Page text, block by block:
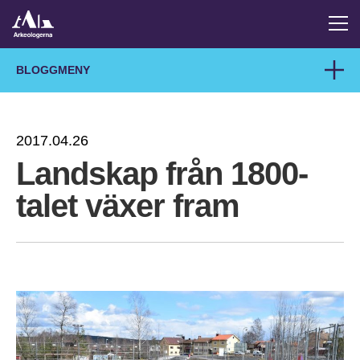
BLOGGMENY
2017.04.26
Landskap från 1800-
talet växer fram